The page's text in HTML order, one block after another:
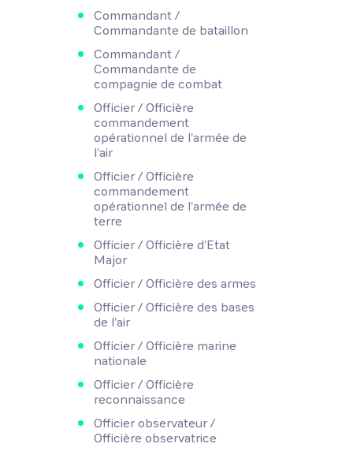
Commandant /
Commandante de bataillon
Commandant /
Commandante de
compagnie de combat
Officier / Officière
commandement
opérationnel de l'armée de
l'air
Officier / Officière
commandement
opérationnel de l'armée de
terre
Officier / Officière d'Etat
Major
Officier / Officière des armes
Officier / Officière des bases
de l'air
Officier / Officière marine
nationale
Officier / Officière
reconnaissance
Officier observateur /
Officière observatrice